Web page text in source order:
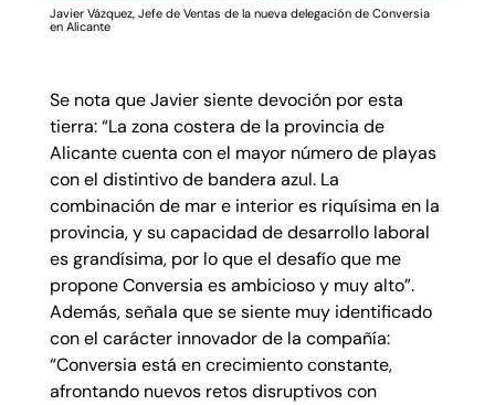
Javier Vázquez, Jefe de Ventas de la nueva delegación de Conversia
en Alicante
Se nota que Javier siente devoción por esta
tierra: “La zona costera de la provincia de
Alicante cuenta con el mayor número de playas
con el distintivo de bandera azul. La
combinación de mar e interior es riquísima en la
provincia, y su capacidad de desarrollo laboral
es grandísima, por lo que el desafío que me
propone Conversia es ambicioso y muy alto”.
Además, señala que se siente muy identificado
con el carácter innovador de la compañía:
“Conversia está en crecimiento constante,
afrontando nuevos retos disruptivos con